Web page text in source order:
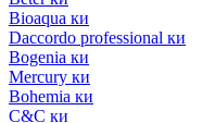
Bioaqua ки
Daccordo professional ки
Bogenia ки
Mercury ки
Bohemia ки
C&C ки